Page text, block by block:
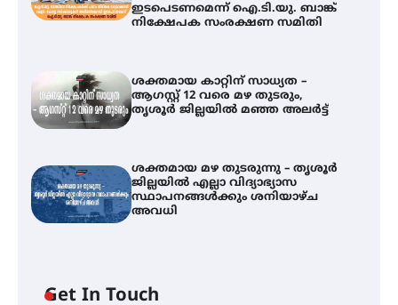
ഇടപെടണമെന്ന് ഐ.ടി.യു. ബാങ്ക്
നിക്ഷേപക സംരക്ഷണ സമിതി
ശക്തമായ കാറ്റിന് സാധ്യത –
ആഗസ്റ്റ് 12 വരെ മഴ തുടരും,
തൃശൂർ ജില്ലയിൽ മഞ്ഞ അലർട്ട്
ശക്തമായ മഴ തുടരുന്നു – തൃശൂർ
ജില്ലയിൽ എല്ലാ വിദ്യാഭ്യാസ
സ്ഥാപനങ്ങൾക്കും ശനിയാഴ്ച
അവധി
Get In Touch
ഐ.ടി.യു. ബാങ്കിലെ
നിക്ഷേപകർക്ക് പണം തിരികെ
ലഭ്യമാക്കാൻ കേന്ദ്ര-കേരള